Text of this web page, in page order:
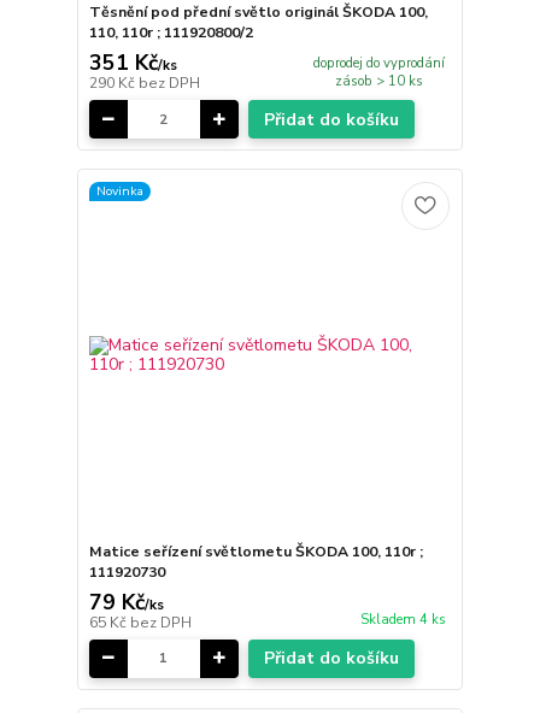
Těsnění pod přední světlo originál ŠKODA 100,
110, 110r ; 111920800/2
351 Kč/ks
290 Kč bez DPH
doprodej do vyprodání
zásob > 10 ks
Přidat do košíku
Novinka
Matice seřízení světlometu ŠKODA 100, 110r ;
111920730
79 Kč/ks
65 Kč bez DPH Skladem 4 ks
Přidat do košíku